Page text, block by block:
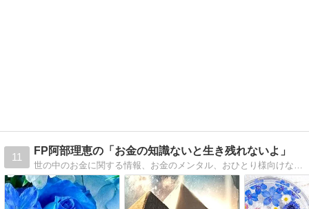
11
FP阿部理恵の「お金の知識ないと生き残れないよ」
世の中のお金に関する情報、お金のメンタル、おひとり様向けなど、お金に関する様々なこと発信しています。